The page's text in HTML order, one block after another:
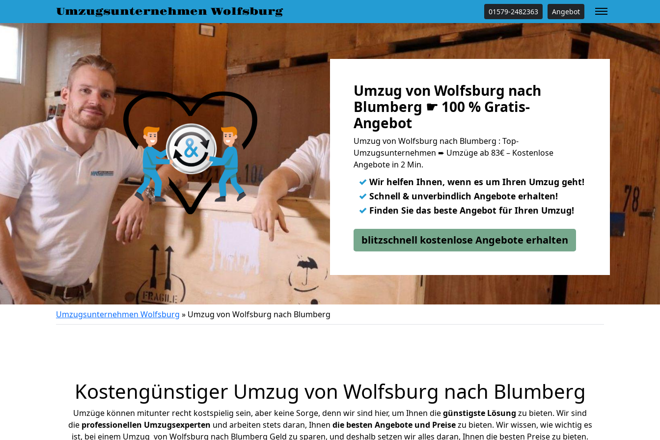
Umzugsunternehmen Wolfsburg 01579-2482363 Angebot
Umzug von Wolfsburg nach
Blumberg ☛ 100 % Gratis-
Angebot
Umzug von Wolfsburg nach Blumberg : Top-
Umzugsunternehmen ➨ Umzüge ab 83€ – Kostenlose
Angebote in 2 Min.
✓ Wir helfen Ihnen, wenn es um Ihren Umzug geht!
✓ Schnell & unverbindlich Angebote erhalten!
✓ Finden Sie das beste Angebot für Ihren Umzug!
blitzschnell kostenlose Angebote erhalten
Umzugsunternehmen Wolfsburg » Umzug von Wolfsburg nach Blumberg
Kostengünstiger Umzug von Wolfsburg nach Blumberg
Umzüge können mitunter recht kostspielig sein, aber keine Sorge, denn wir sind hier, um Ihnen diegünstigste Lösung zu bieten. Wir sind
die professionellen Umzugsexperten und arbeiten stets daran, Ihnen die besten Angebote und Preisezu bieten. Wir wissen, wie wichtig es
ist, bei einem Umzug von Wolfsburg nach Blumberg Geld zu sparen, und deshalb setzen wir alles daran, Ihnen die besten Preise zu bieten.